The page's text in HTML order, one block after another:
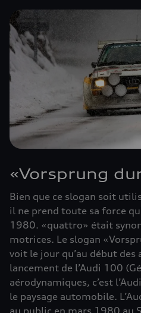
«Vorsprung
Bien que ce slogan soit
il ne prend toute sa force
1980. «quattro» était
motrices. Le slogan
voit le jour qu’au début des
lancement de l’Audi 100
aérodynamiques, c’est
le paysage automobile.
au public en mars 1980 au